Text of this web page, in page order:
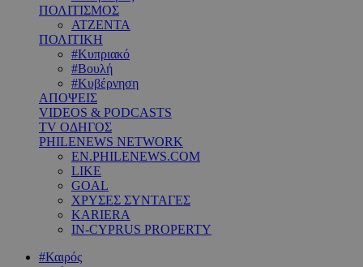
ΠΟΛΙΤΙΣΜΟΣ
ΑΤΖΕΝΤΑ
ΠΟΛΙΤΙΚΗ
#Κυπριακό
#Βουλή
#Κυβέρνηση
ΑΠΟΨΕΙΣ
VIDEOS & PODCASTS
TV ΟΔΗΓΟΣ
PHILENEWS NETWORK
EN.PHILENEWS.COM
LIKE
GOAL
ΧΡΥΣΕΣ ΣΥΝΤΑΓΕΣ
KARIERA
IN-CYPRUS PROPERTY
#Καιρός